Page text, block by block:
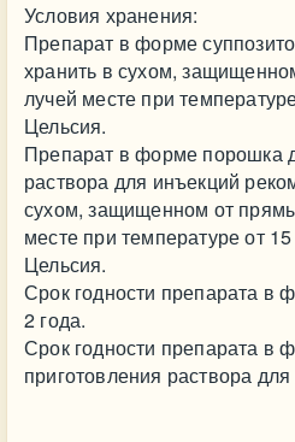
Условия хранения:
Препарат в форме
хранить в сухом,
лучей месте при
Цельсия.
Препарат в форме порошка
раствора для инъекций
сухом, защищенном от
месте при температуре от
Цельсия.
Срок годности препарата в
2 года.
Срок годности препарата в
приготовления раствора